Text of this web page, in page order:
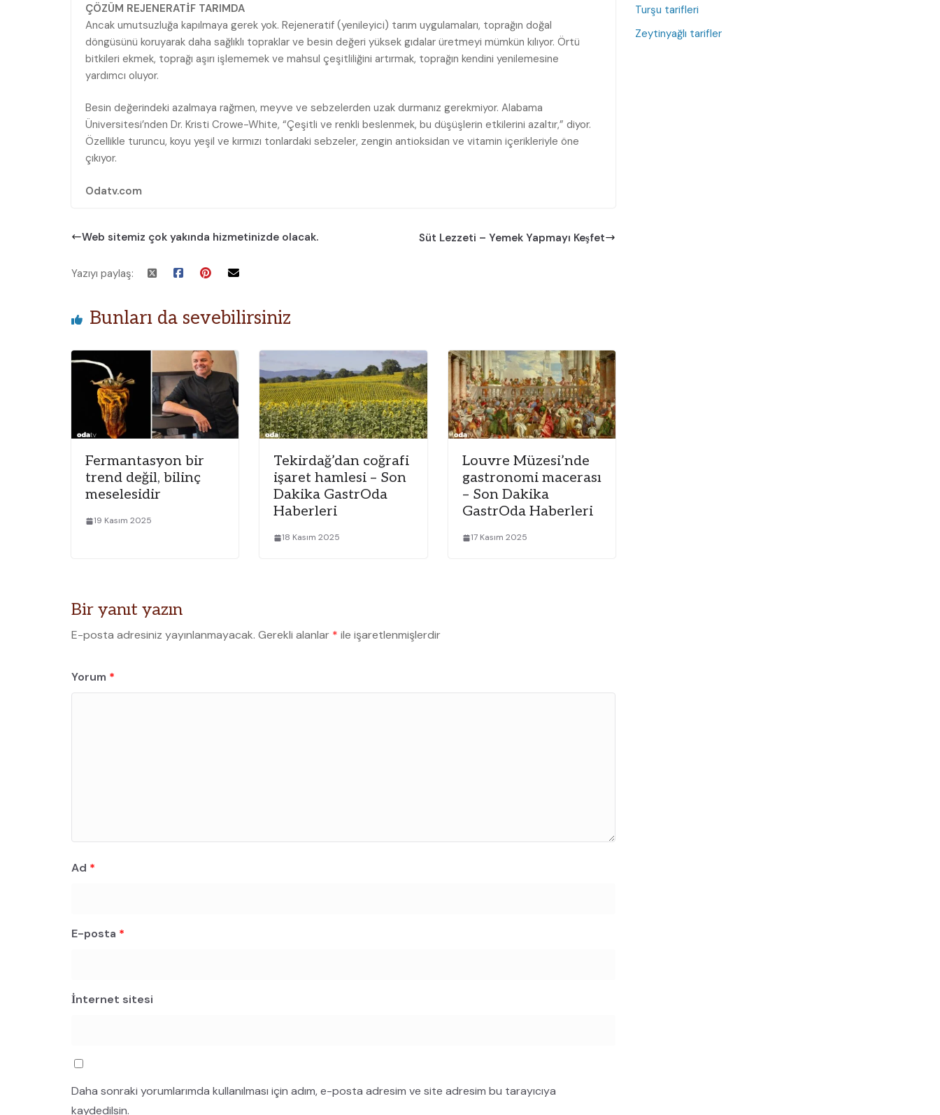
ÇÖZÜM REJENERATİF TARIMDA
Ancak umutsuzluğa kapılmaya gerek yok. Rejeneratif (yenileyici) tarım uygulamaları, toprağın doğal
döngüsünü koruyarak daha sağlıklı topraklar ve besin değeri yüksek gıdalar üretmeyi mümkün kılıyor. Örtü
bitkileri ekmek, toprağı aşırı işlememek ve mahsul çeşitliliğini artırmak, toprağın kendini yenilemesine
yardımcı oluyor.
Besin değerindeki azalmaya rağmen, meyve ve sebzelerden uzak durmanız gerekmiyor. Alabama
Üniversitesi’nden Dr. Kristi Crowe-White, “Çeşitli ve renkli beslenmek, bu düşüşlerin etkilerini azaltır,” diyor.
Özellikle turuncu, koyu yeşil ve kırmızı tonlardaki sebzeler, zengin antioksidan ve vitamin içerikleriyle öne
çıkıyor.
Odatv.com
Web sitemiz çok yakında hizmetinizde olacak. Süt Lezzeti – Yemek Yapmayı Keşfet
Yazıyı paylaş:
Bunları da sevebilirsiniz
Fermantasyon bir
trend değil, bilinç
meselesidir
19 Kasım 2025
Tekirdağ’dan coğrafi
işaret hamlesi – Son
Dakika GastrOda
Haberleri
18 Kasım 2025
Louvre Müzesi’nde
gastronomi macerası
– Son Dakika
GastrOda Haberleri
17 Kasım 2025
Bir yanıt yazın
E-posta adresiniz yayınlanmayacak. Gerekli alanlar * ile işaretlenmişlerdir
Yorum *
Ad *
E-posta *
İnternet sitesi
Daha sonraki yorumlarımda kullanılması için adım, e-posta adresim ve site adresim bu tarayıcıya
kaydedilsin.
Turşu tarifleri
Zeytinyağlı tarifler